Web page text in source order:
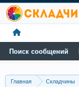
Главная Складчины
Поиск сообщений